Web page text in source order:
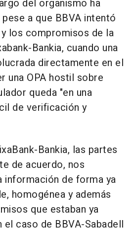
del organismo ha
a que BBVA intentó
los compromisos de la
Bankia, cuando una
directamente en el
una OPA hostil sobre
queda "en una
de verificación y
Bankia, las partes
de acuerdo, nos
información de forma ya
homogénea y además
que estaban ya
el caso de BBVA-Sabadell